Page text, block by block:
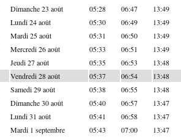
Dimanche 23 août 05:28 06:47 13:49
Lundi 24 août 05:30 06:49 13:49
Mardi 25 août 05:31 06:50 13:49
Mercredi 26 août 05:33 06:51 13:49
Jeudi 27 août 05:35 06:53 13:48
Vendredi 28 août 05:37 06:54 13:48
Samedi 29 août 05:38 06:55 13:48
Dimanche 30 août 05:40 06:57 13:47
Lundi 31 août 05:41 06:58 13:47
Mardi 1 septembre 05:43 07:00 13:47